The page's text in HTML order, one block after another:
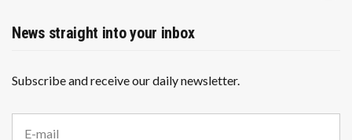
News straight into your inbox
Subscribe and receive our daily newsletter.